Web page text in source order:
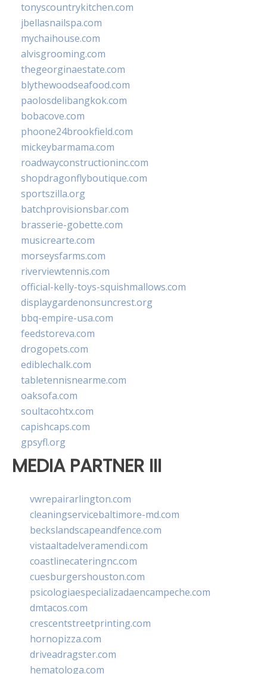
tonyscountrykitchen.com
jbellasnailspa.com
mychaihouse.com
alvisgrooming.com
thegeorginaestate.com
blythewoodseafood.com
paolosdelibangkok.com
bobacove.com
phoone24brookfield.com
mickeybarmama.com
roadwayconstructioninc.com
shopdragonflyboutique.com
sportszilla.org
batchprovisionsbar.com
brasserie-gobette.com
musicrearte.com
morseysfarms.com
riverviewtennis.com
official-kelly-toys-squishmallows.com
displaygardenonsuncrest.org
bbq-empire-usa.com
feedstoreva.com
drogopets.com
ediblechalk.com
tabletennisnearme.com
oaksofa.com
soultacohtx.com
capishcaps.com
gpsyfl.org
MEDIA PARTNER III
vwrepairarlington.com
cleaningservicebaltimore-md.com
beckslandscapeandfence.com
vistaaltadelveramendi.com
coastlinecateringnc.com
cuesburgershouston.com
psicologiaespecializadaencampeche.com
dmtacos.com
crescentstreetprinting.com
hornopizza.com
driveadragster.com
hematologa.com